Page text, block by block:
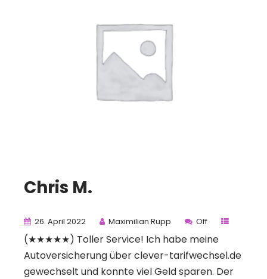
Chris M.
26. April 2022 Maximilian Rupp Off
(★★★★★) Toller Service! Ich habe meine
Autoversicherung über clever-tarifwechsel.de
gewechselt und konnte viel Geld sparen. Der